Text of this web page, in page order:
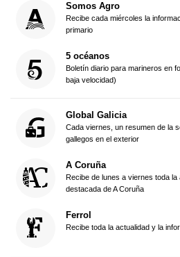
Somos Agro
Recibe cada miércoles la
primario
5 océanos
Boletín diario para marineros en
baja velocidad)
Global Galicia
Cada viernes, un resumen de la
gallegos en el exterior
A Coruña
Recibe de lunes a viernes toda
destacada de A Coruña
Ferrol
Recibe toda la actualidad y la